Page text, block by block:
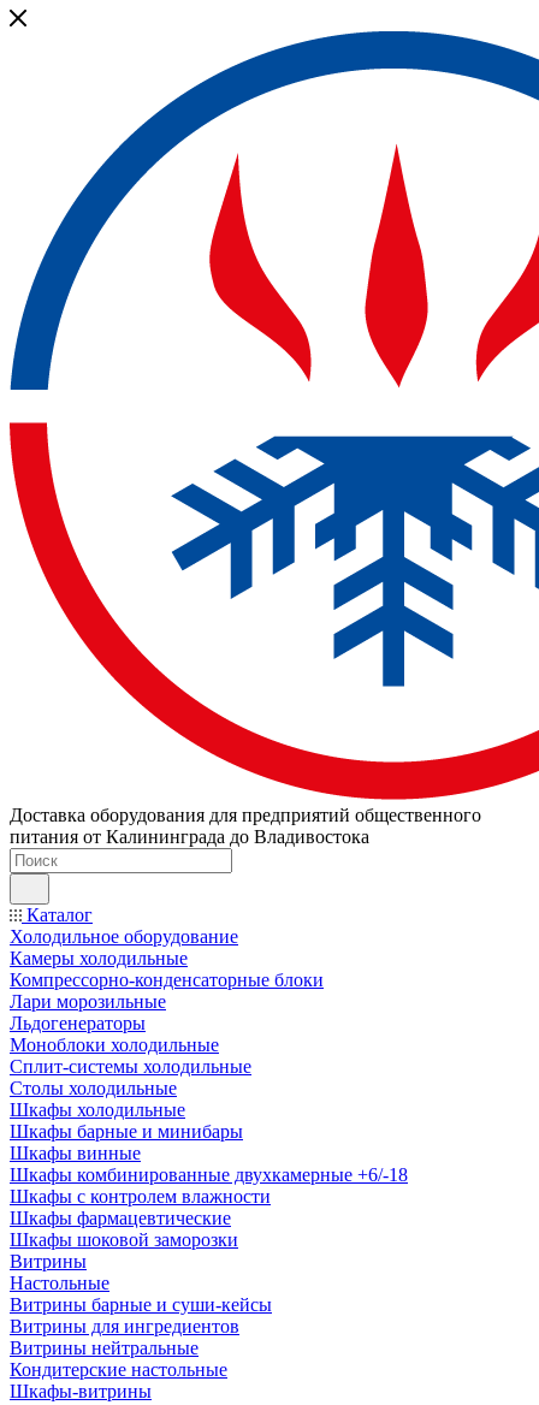
Доставка оборудования для предприятий общественного
питания от Калининграда до Владивостока
Каталог
Холодильное оборудование
Камеры холодильные
Компрессорно-конденсаторные блоки
Лари морозильные
Льдогенераторы
Моноблоки холодильные
Сплит-системы холодильные
Столы холодильные
Шкафы холодильные
Шкафы барные и минибары
Шкафы винные
Шкафы комбинированные двухкамерные +6/-18
Шкафы с контролем влажности
Шкафы фармацевтические
Шкафы шоковой заморозки
Витрины
Настольные
Витрины барные и суши-кейсы
Витрины для ингредиентов
Витрины нейтральные
Кондитерские настольные
Шкафы-витрины